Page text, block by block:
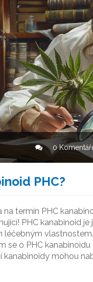
0
PHC?
na termín PHC
PHC kanabinoid
léčebným
se o PHC
kanabinoidy mohou